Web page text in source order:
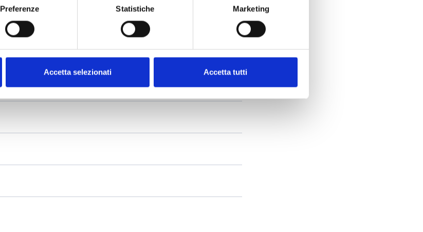
Preferenze Statistiche Marketing
Accetta selezionati Accetta tutti